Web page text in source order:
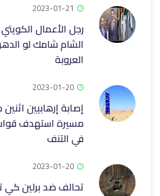
2023-01-21
رجل الأعمال
الشام شامك لو
العروبة
2023-01-20
إصابة إرهابيين
مسيرة استهدف قوات
في التنف
2023-01-20
تحالف ضد برلين كي